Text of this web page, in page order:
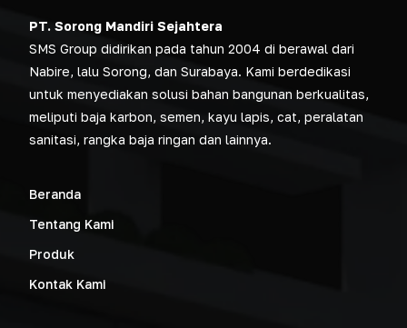
PT. Sorong Mandiri Sejahtera
SMS Group didirikan pada tahun 2004 di berawal dari
Nabire, lalu Sorong, dan Surabaya. Kami berdedikasi
untuk menyediakan solusi bahan bangunan berkualitas,
meliputi baja karbon, semen, kayu lapis, cat, peralatan
sanitasi, rangka baja ringan dan lainnya.
Beranda
Tentang Kami
Produk
Kontak Kami